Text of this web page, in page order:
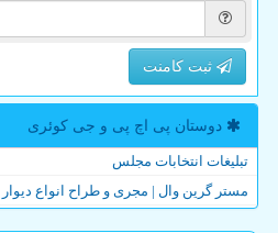
ثبت کامنت
دوستان پی اچ پی و جی كوئری
تبلیغات انتخابات مجلس
مستر گرین وال | مجری و طراح انواع دیوار